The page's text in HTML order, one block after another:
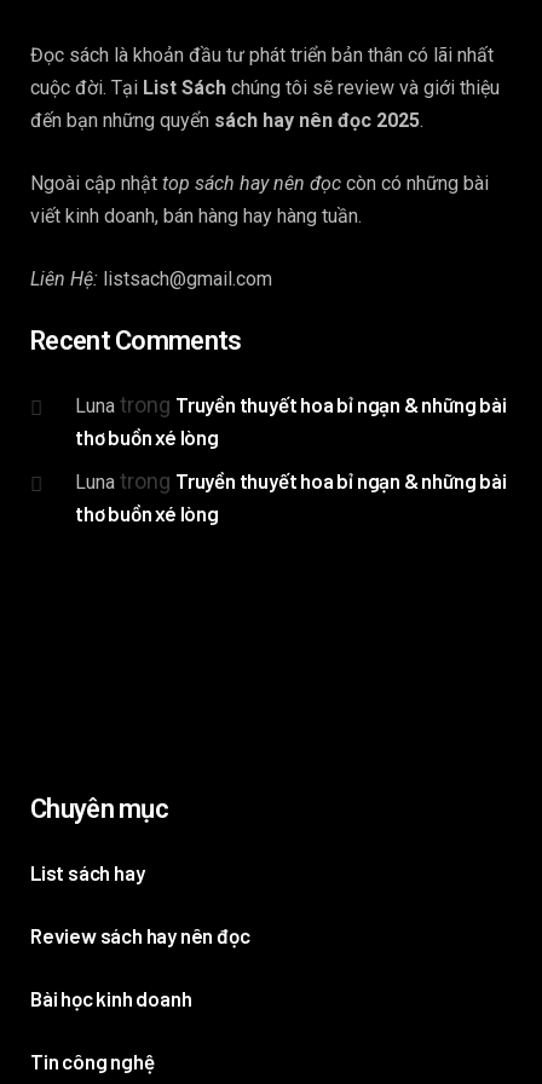
Đọc sách là khoản đầu tư phát triển bản thân có lãi nhất
cuộc đời. Tại List Sách chúng tôi sẽ review và giới thiệu
đến bạn những quyển sách hay nên đọc 2025.
Ngoài cập nhật top sách hay nên đọc còn có những bài
viết kinh doanh, bán hàng hay hàng tuần.
Liên Hệ: listsach@gmail.com
Recent Comments
Luna trong Truyền thuyết hoa bỉ ngạn & những bài
thơ buồn xé lòng
Luna trong Truyền thuyết hoa bỉ ngạn & những bài
thơ buồn xé lòng
Chuyên mục
List sách hay
Review sách hay nên đọc
Bài học kinh doanh
Tin công nghệ